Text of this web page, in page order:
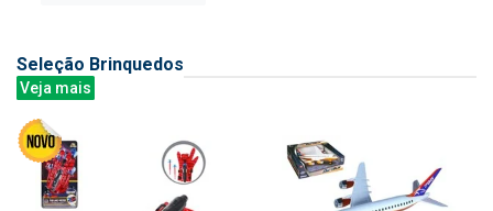
Seleção Brinquedos
Veja mais